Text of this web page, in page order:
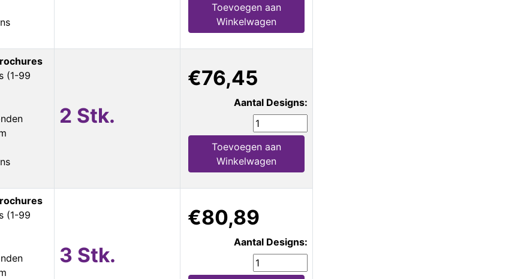
Toevoegen aan
Winkelwagen
(1-99
2 Stk.
€76,45
Aantal Designs:
Toevoegen aan
Winkelwagen
(1-99
3 Stk.
€80,89
Aantal Designs: